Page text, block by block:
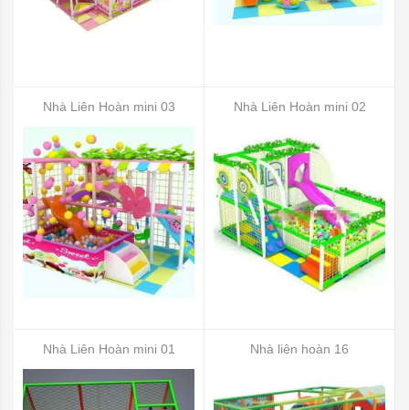
Nhà Liên Hoàn mini 03 Nhà Liên Hoàn mini 02
Nhà Liên Hoàn mini 01 Nhà liên hoàn 16